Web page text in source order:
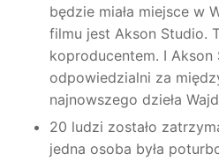
będzie miała miejsce w
filmu jest Akson Studio.
koproducentem. I Akson
odpowiedzialni za
najnowszego dzieła
20 ludzi zostało
jedna osoba była